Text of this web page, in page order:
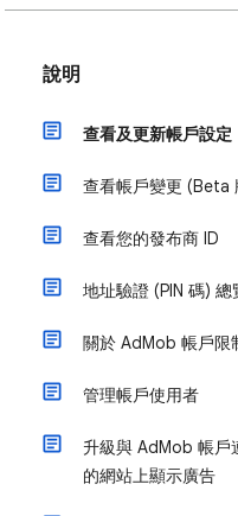
說明
查看及更新帳戶設定
查看帳戶變更 (Beta
查看您的發布商 ID
地址驗證 (PIN 碼) 總
關於 AdMob 帳戶限
管理帳戶使用者
升級與 AdMob 帳戶
的網站上顯示廣告